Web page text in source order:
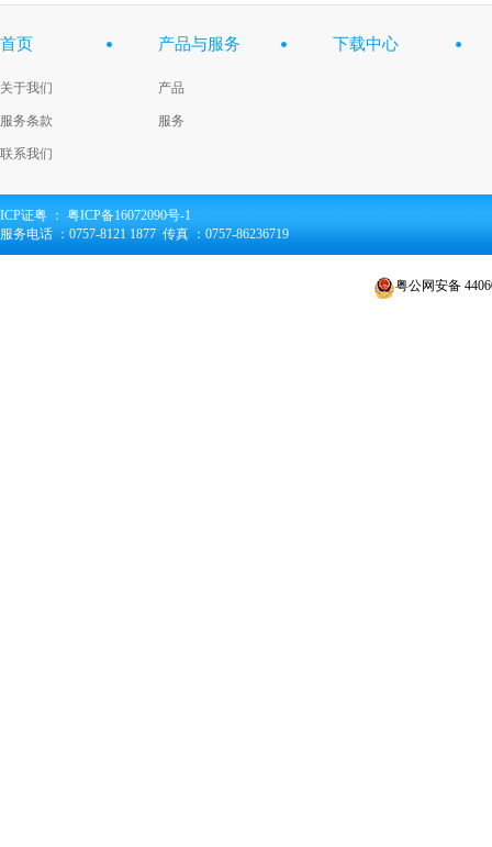
首页
关于我们
服务条款
联系我们
产品与服务
产品
服务
下载中心
ICP证粤 ： 粤ICP备16072090号-1
服务电话 ：0757-8121 1877 传真 ：0757-86236719
粤公网安备